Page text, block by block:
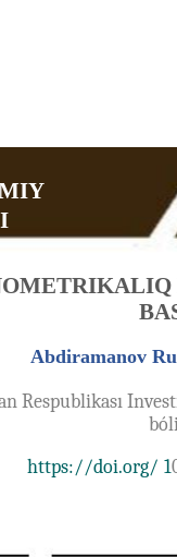
Abdiramanov
Respublikası
https://doi.org/ 1